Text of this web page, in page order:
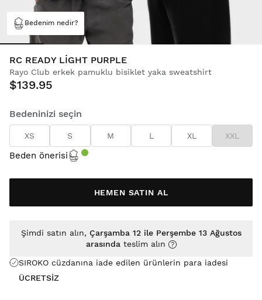
Bedenim nedir?
RC READY LIGHT PURPLE
Rayo Club erkek pamuklu bisiklet yaka sweatshirt
$139.95
Bedeninizi seçin
XS S M L XL XXL
Beden önerisi
HEMEN SATIN AL
SIROKO cüzdanına iade edilen ürünlerin para iadesi
ÜCRETSİZ
Şimdi satın alın, Çarşamba 12 ile Perşembe 13 Ağustos
arasındateslim alın